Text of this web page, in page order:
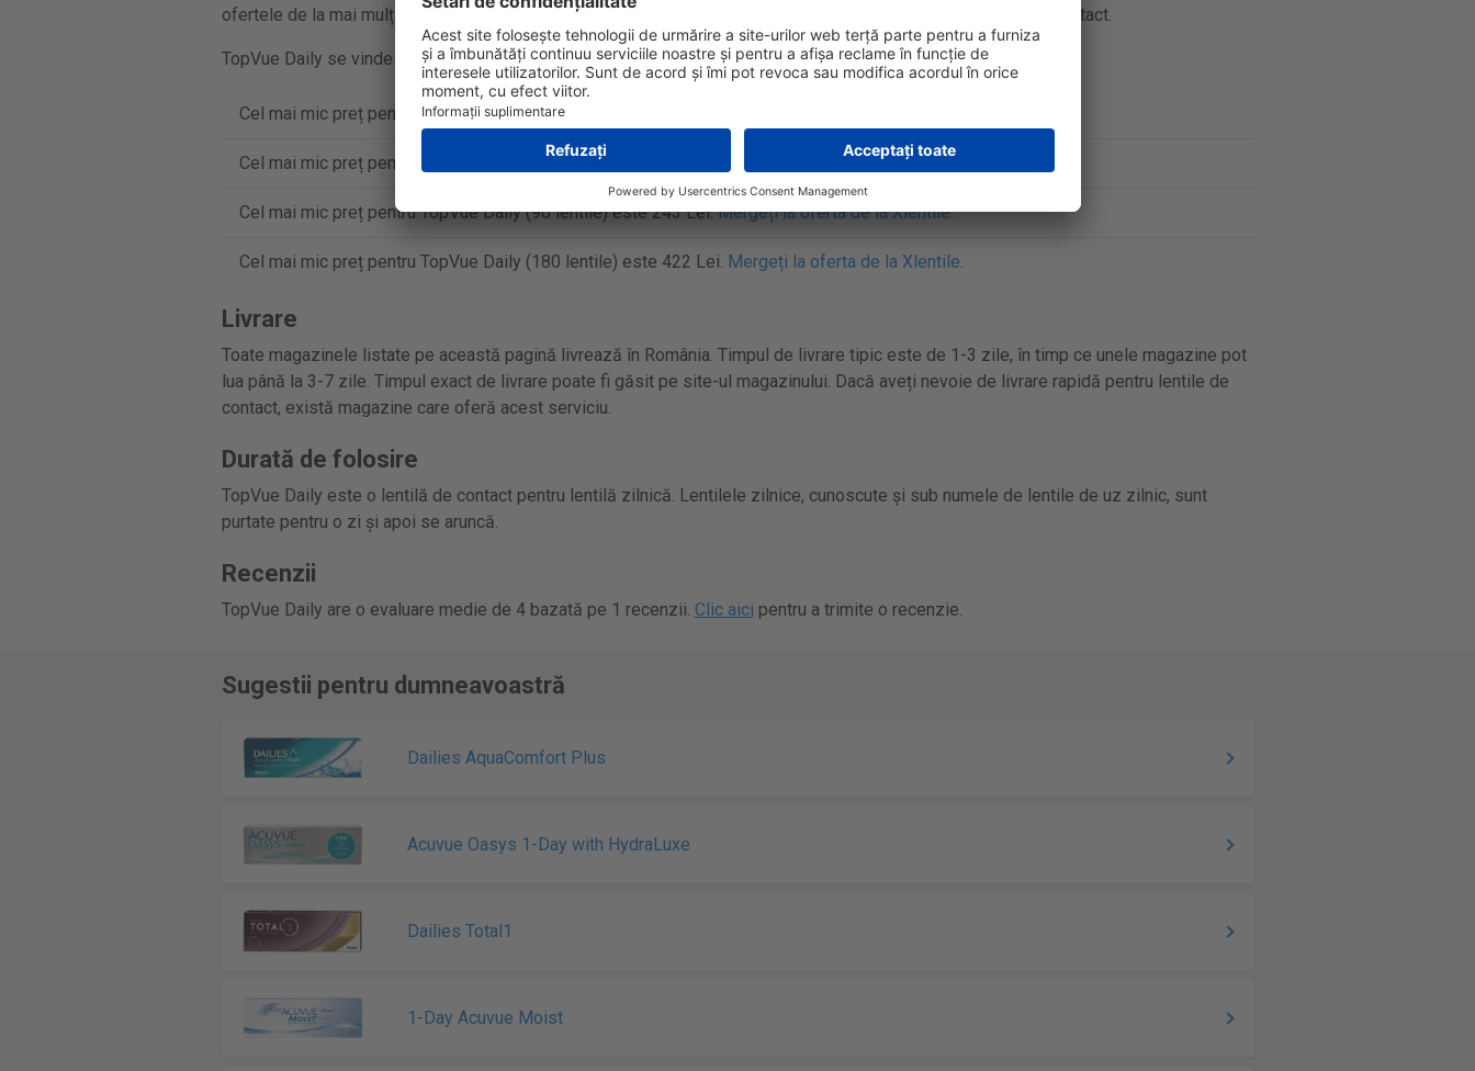
ofertele de la mai mulți comercianți, ca să găsești ușor prețuri competitive și să economisești la lentilele de contact.
TopVue Daily se vinde în cutii cu 10, 30, 90 sau 180 lentile de contact.
Cel mai mic preț pentru TopVue Daily (10 lentile) este 35 Lei.
Cel mai mic preț pentru TopVue Daily (30 lentile) este 93 Lei. Mergeți la oferta de la Xlentile.
Cel mai mic preț pentru TopVue Daily (90 lentile) este 243 Lei.Mergeți la oferta de la Xlentile.
Cel mai mic preț pentru TopVue Daily (180 lentile) este 422 Lei. Mergeți la oferta de la Xlentile.
Livrare
Toate magazinele listate pe această pagină livrează în România. Timpul de livrare tipic este de 1-3 zile, în timp ce unele magazine pot
lua până la 3-7 zile. Timpul exact de livrare poate fi găsit pe site-ul magazinului. Dacă aveți nevoie de livrare rapidă pentru lentile de
contact, există magazine care oferă acest serviciu.
Durată de folosire
TopVue Daily este o lentilă de contact pentru lentilă zilnică. Lentilele zilnice, cunoscute și sub numele de lentile de uz zilnic, sunt
purtate pentru o zi și apoi se aruncă.
Recenzii
TopVue Daily are o evaluare medie de 4 bazată pe 1 recenzii. Clic aici pentru a trimite o recenzie.
Sugestii pentru dumneavoastră
Dailies AquaComfort Plus
Acuvue Oasys 1-Day with HydraLuxe
Dailies Total1
1-Day Acuvue Moist